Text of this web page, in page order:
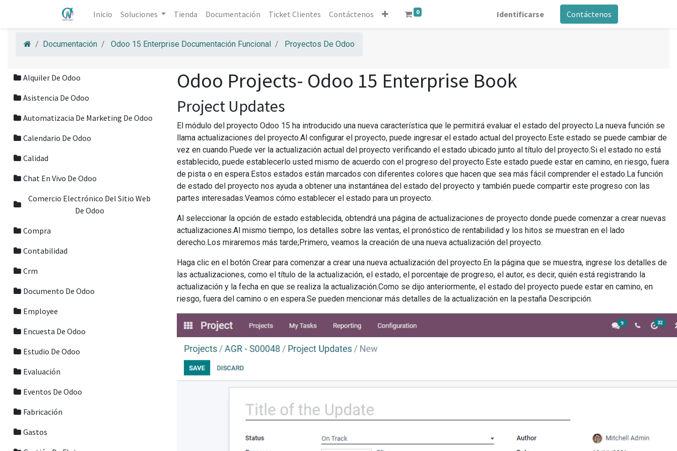
Inicio Soluciones Tienda Documentación Ticket Clientes Contáctenos 0 Identificarse Contáctenos
Documentación Odoo 15 Enterprise Documentación Funcional Proyectos De Odoo
Alquiler De Odoo
Asistencia De Odoo
Automatizacia De Marketing De Odoo
Calendario De Odoo
Calidad
Chat En Vivo De Odoo
Comercio Electrónico Del Sitio Web
De Odoo
Compra
Contabilidad
Crm
Documento De Odoo
Employee
Encuesta De Odoo
Estudio De Odoo
Evaluación
Eventos De Odoo
Fabricación
Gastos
Odoo Projects- Odoo 15 Enterprise Book
Project Updates
El módulo del proyecto Odoo 15 ha introducido una nueva característica que le permitirá evaluar el estado del proyecto.La nueva función se
llama actualizaciones del proyecto.Al configurar el proyecto, puede ingresar el estado actual del proyecto.Este estado se puede cambiar de
vez en cuando.Puede ver la actualización actual del proyecto verificando el estado ubicado junto al título del proyecto.Si el estado no está
establecido, puede establecerlo usted mismo de acuerdo con el progreso del proyecto.Este estado puede estar en camino, en riesgo, fuera
de pista o en espera.Estos estados están marcados con diferentes colores que hacen que sea más fácil comprender el estado.La función
de estado del proyecto nos ayuda a obtener una instantánea del estado del proyecto y también puede compartir este progreso con las
partes interesadas.Veamos cómo establecer el estado para un proyecto.
Al seleccionar la opción de estado establecida, obtendrá una página de actualizaciones de proyecto donde puede comenzar a crear nuevas
actualizaciones.Al mismo tiempo, los detalles sobre las ventas, el pronóstico de rentabilidad y los hitos se muestran en el lado
derecho.Los miraremos más tarde;Primero, veamos la creación de una nueva actualización del proyecto.
Haga clic en el botón Crear para comenzar a crear una nueva actualización del proyecto.En la página que se muestra, ingrese los detalles de
las actualizaciones, como el título de la actualización, el estado, el porcentaje de progreso, el autor, es decir, quién está registrando la
actualización y la fecha en que se realiza la actualización.Como se dijo anteriormente, el estado del proyecto puede estar en camino, en
riesgo, fuera del camino o en espera.Se pueden mencionar más detalles de la actualización en la pestaña Descripción.